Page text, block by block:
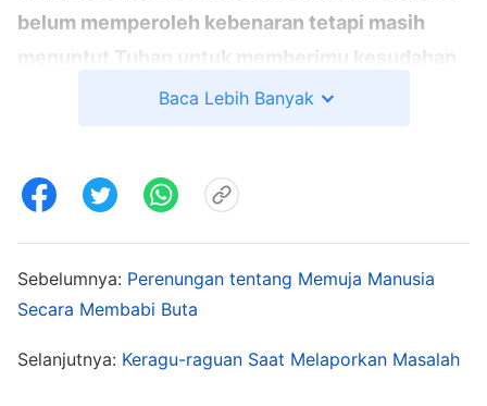
belum memperoleh kebenaran tetapi masih
menuntut Tuhan untuk memberimu kesudahan
yang baik, apakah itu dapat dibenarkan? Itu
Ketika Tuhan menentukan kesudahan manusia,
diri, itu tidak akan ada gunanya—Tuhan akan
tingkat yang ketiga dari surga untuk mengadu,
Baca Lebih Banyak
Sebelumnya: Perenungan tentang Memuja Manusia
Secara Membabi Buta
Selanjutnya: Keragu-raguan Saat Melaporkan Masalah